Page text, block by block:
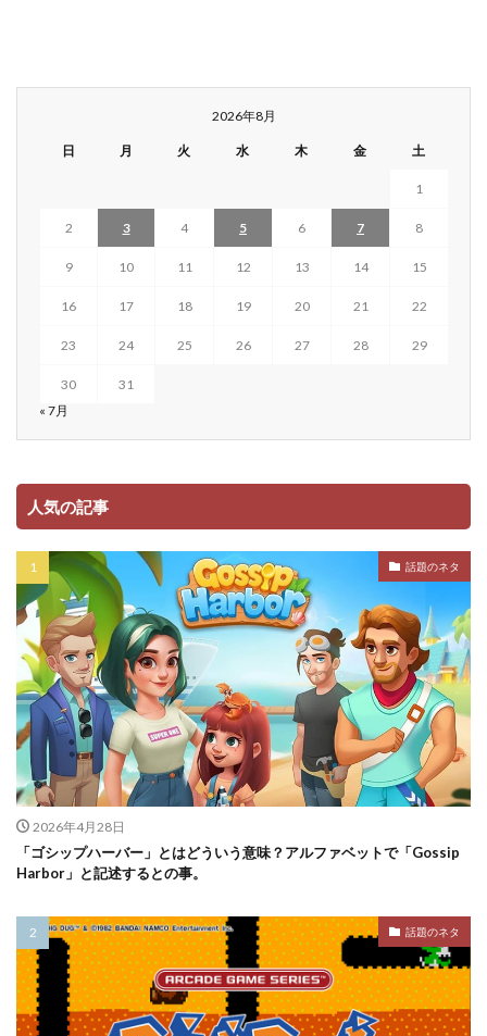
2026年8月
日 月 火 水 木 金 土
1
2 3 4 5 6 7 8
9 10 11 12 13 14 15
16 17 18 19 20 21 22
23 24 25 26 27 28 29
30
31
« 7月
人気の記事
話題のネタ
2026年4月28日
「ゴシップハーバー」とはどういう意味？アルファベットで「Gossip
Harbor」と記述するとの事。
話題のネタ